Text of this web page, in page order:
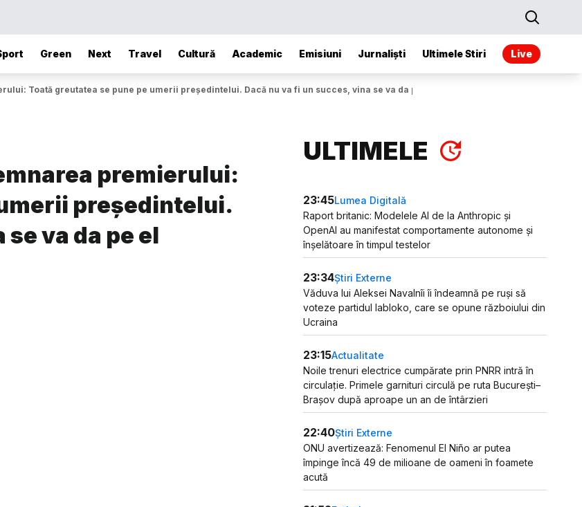
Green Next Travel Cultură Academic Emisiuni Jurnaliști Ultimele Stiri Live
Toată greutatea se pune pe umerii președintelui. Dacă nu va fi un succes, vina se va da pe el
premierului:
președintelui.
va da pe el
ULTIMELE
23:45Lumea Digitală
Raport britanic: Modelele AI de la Anthropic și
OpenAI au manifestat comportamente autonome și
înșelătoare în timpul testelor
23:34Știri Externe
Văduva lui Aleksei Navalnîi îi îndeamnă pe ruși să
voteze partidul Iabloko, care se opune războiului din
Ucraina
23:15Actualitate
Noile trenuri electrice cumpărate prin PNRR intră în
circulație. Primele garnituri circulă pe ruta București–
Brașov după aproape un an de întârzieri
22:40Știri Externe
ONU avertizează: Fenomenul El Niño ar putea
împinge încă 49 de milioane de oameni în foamete
acută